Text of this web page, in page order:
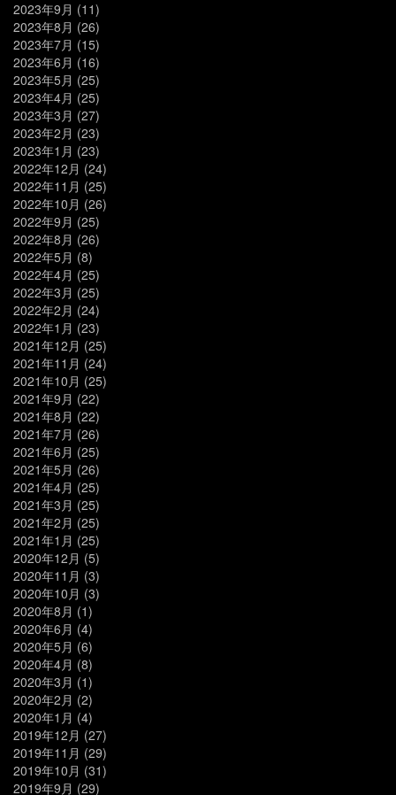
2023年9月 (11)
2023年8月 (26)
2023年7月 (15)
2023年6月 (16)
2023年5月 (25)
2023年4月 (25)
2023年3月 (27)
2023年2月 (23)
2023年1月 (23)
2022年12月 (24)
2022年11月 (25)
2022年10月 (26)
2022年9月 (25)
2022年8月 (26)
2022年5月 (8)
2022年4月 (25)
2022年3月 (25)
2022年2月 (24)
2022年1月 (23)
2021年12月 (25)
2021年11月 (24)
2021年10月 (25)
2021年9月 (22)
2021年8月 (22)
2021年7月 (26)
2021年6月 (25)
2021年5月 (26)
2021年4月 (25)
2021年3月 (25)
2021年2月 (25)
2021年1月 (25)
2020年12月 (5)
2020年11月 (3)
2020年10月 (3)
2020年8月 (1)
2020年6月 (4)
2020年5月 (6)
2020年4月 (8)
2020年3月 (1)
2020年2月 (2)
2020年1月 (4)
2019年12月 (27)
2019年11月 (29)
2019年10月 (31)
2019年9月 (29)